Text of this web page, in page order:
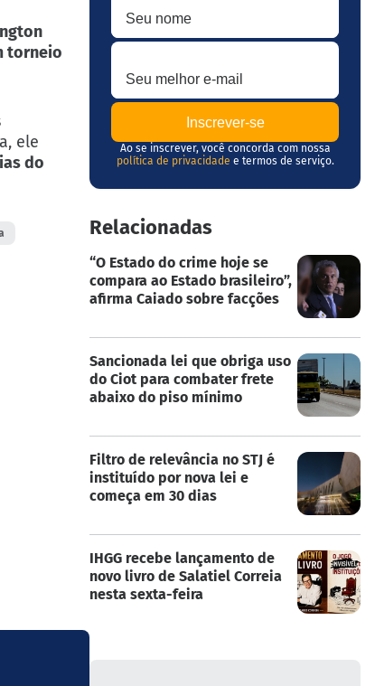
torneio
ele
do
Seu melhor e-mail
Ao se inscrever, você concorda com nossa
política de privacidade e termos de serviço.
Relacionadas
“O Estado do crime hoje se
compara ao Estado brasileiro”,
afirma Caiado sobre facções
Sancionada lei que obriga uso
do Ciot para combater frete
abaixo do piso mínimo
Filtro de relevância no STJ é
instituído por nova lei e
começa em 30 dias
IHGG recebe lançamento de
novo livro de Salatiel Correia
nesta sexta-feira